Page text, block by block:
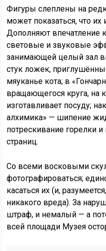
Фигуры слеплены на
может показаться, что
Дополняют впечатление
световые и звуковые
занимающей целый зал
стук ложек,
мяуканье кота; в
вращающегося круга, на
изготавливает посуду;
алхимика» — шипение
потрескивание горелки
страниц.
Со всеми восковыми
фотографироваться;
касаться их (и,
никакого вреда). За
штраф, и немалый — а
всей площади Музея